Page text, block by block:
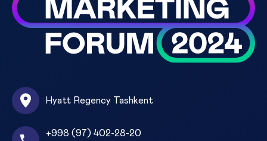
Hyatt Regency Tashkent
+998 (97) 402-28-20